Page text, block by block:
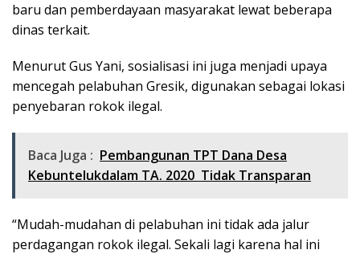
baru dan pemberdayaan masyarakat lewat beberapa
dinas terkait.
Menurut Gus Yani, sosialisasi ini juga menjadi upaya
mencegah pelabuhan Gresik, digunakan sebagai lokasi
penyebaran rokok ilegal.
Baca Juga : Pembangunan TPT Dana Desa
Kebuntelukdalam TA. 2020 Tidak Transparan
“Mudah-mudahan di pelabuhan ini tidak ada jalur
perdagangan rokok ilegal. Sekali lagi karena hal ini